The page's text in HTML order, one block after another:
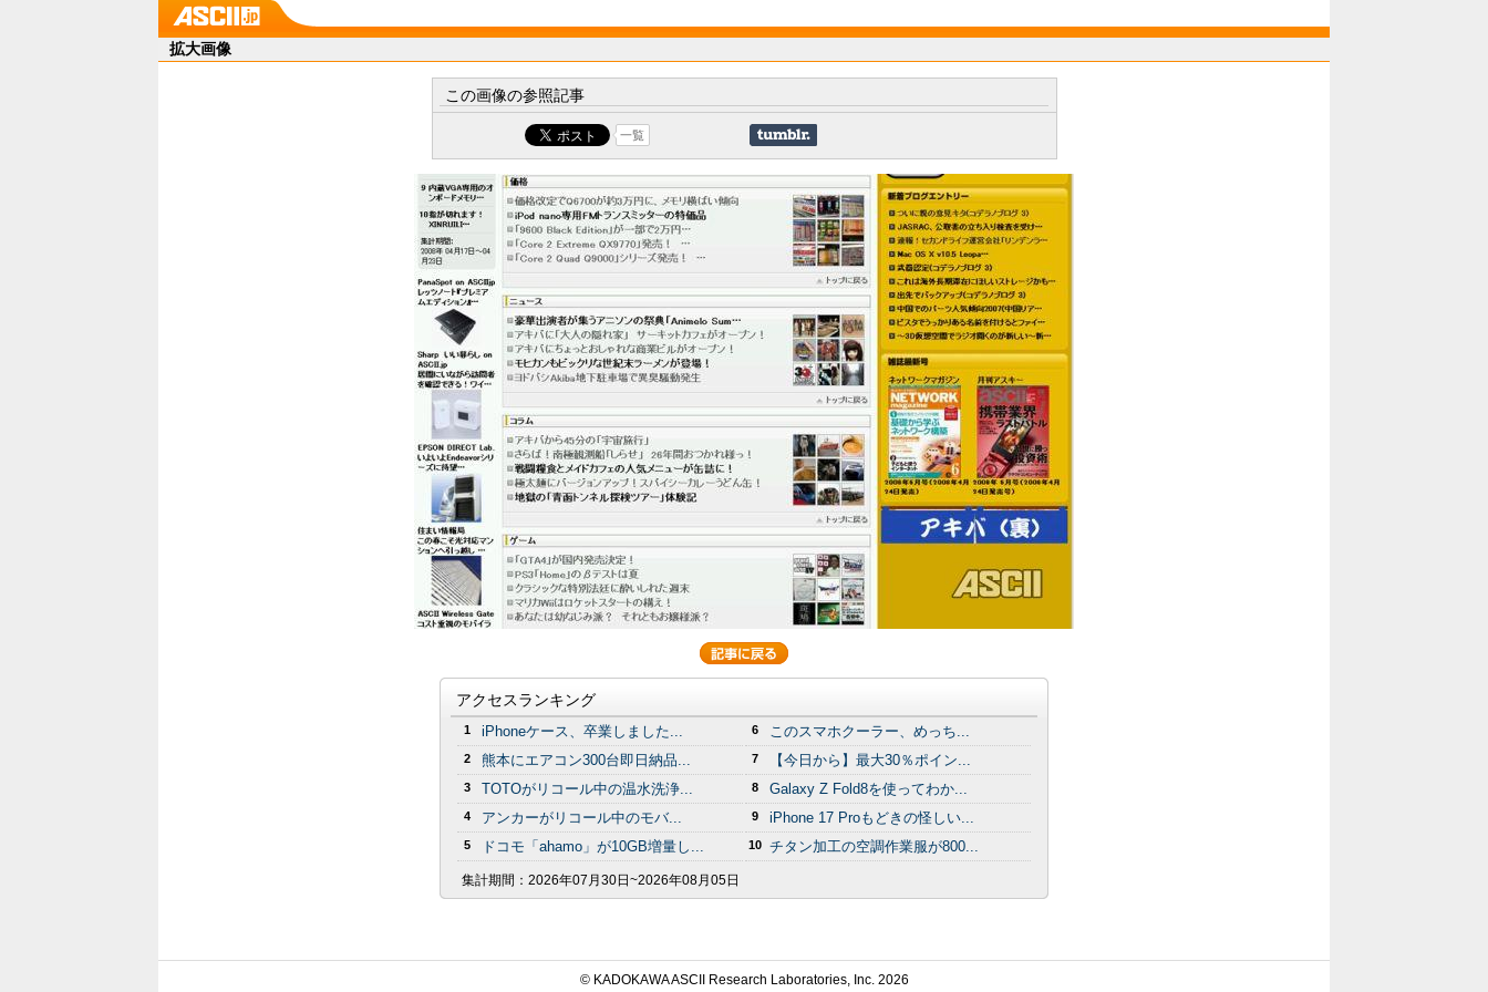
拡大画像
この画像の参照記事
一覧
アクセスランキング
1 iPhoneケース、卒業しました...
2 熊本にエアコン300台即日納品...
3 TOTOがリコール中の温水洗浄...
4 アンカーがリコール中のモバ...
5 ドコモ「ahamo」が10GB増量し...
6 このスマホクーラー、めっち...
7 【今日から】最大30％ポイン...
8 Galaxy Z Fold8を使ってわか...
9 iPhone 17 Proもどきの怪しい...
10 チタン加工の空調作業服が800...
集計期間： 2026年07月30日~2026年08月05日
© KADOKAWA ASCII Research Laboratories, Inc. 2026